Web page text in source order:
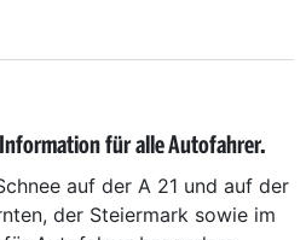
für alle Autofahrer.
auf der A 21 und auf der
der Steiermark sowie im